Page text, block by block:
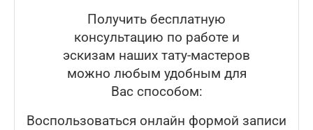
Получить бесплатную
консультацию по работе и
эскизам наших тату-мастеров
можно любым удобным для
Вас способом:
Воспользоваться онлайн формой записи